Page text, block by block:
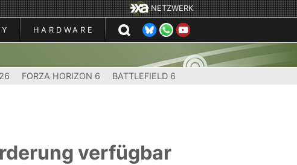
NETZWERK
HARDWARE
FORZA HORIZON 6 BATTLEFIELD 6
verfügbar